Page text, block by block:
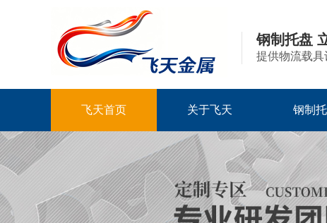
钢制托盘
提供物流载
飞天首页 关于飞天 钢制